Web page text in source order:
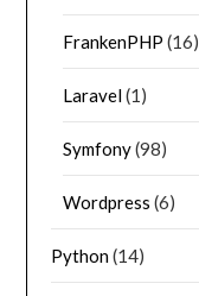
FrankenPHP (16)
Laravel(1)
Symfony(98)
Wordpress (6)
Python(14)